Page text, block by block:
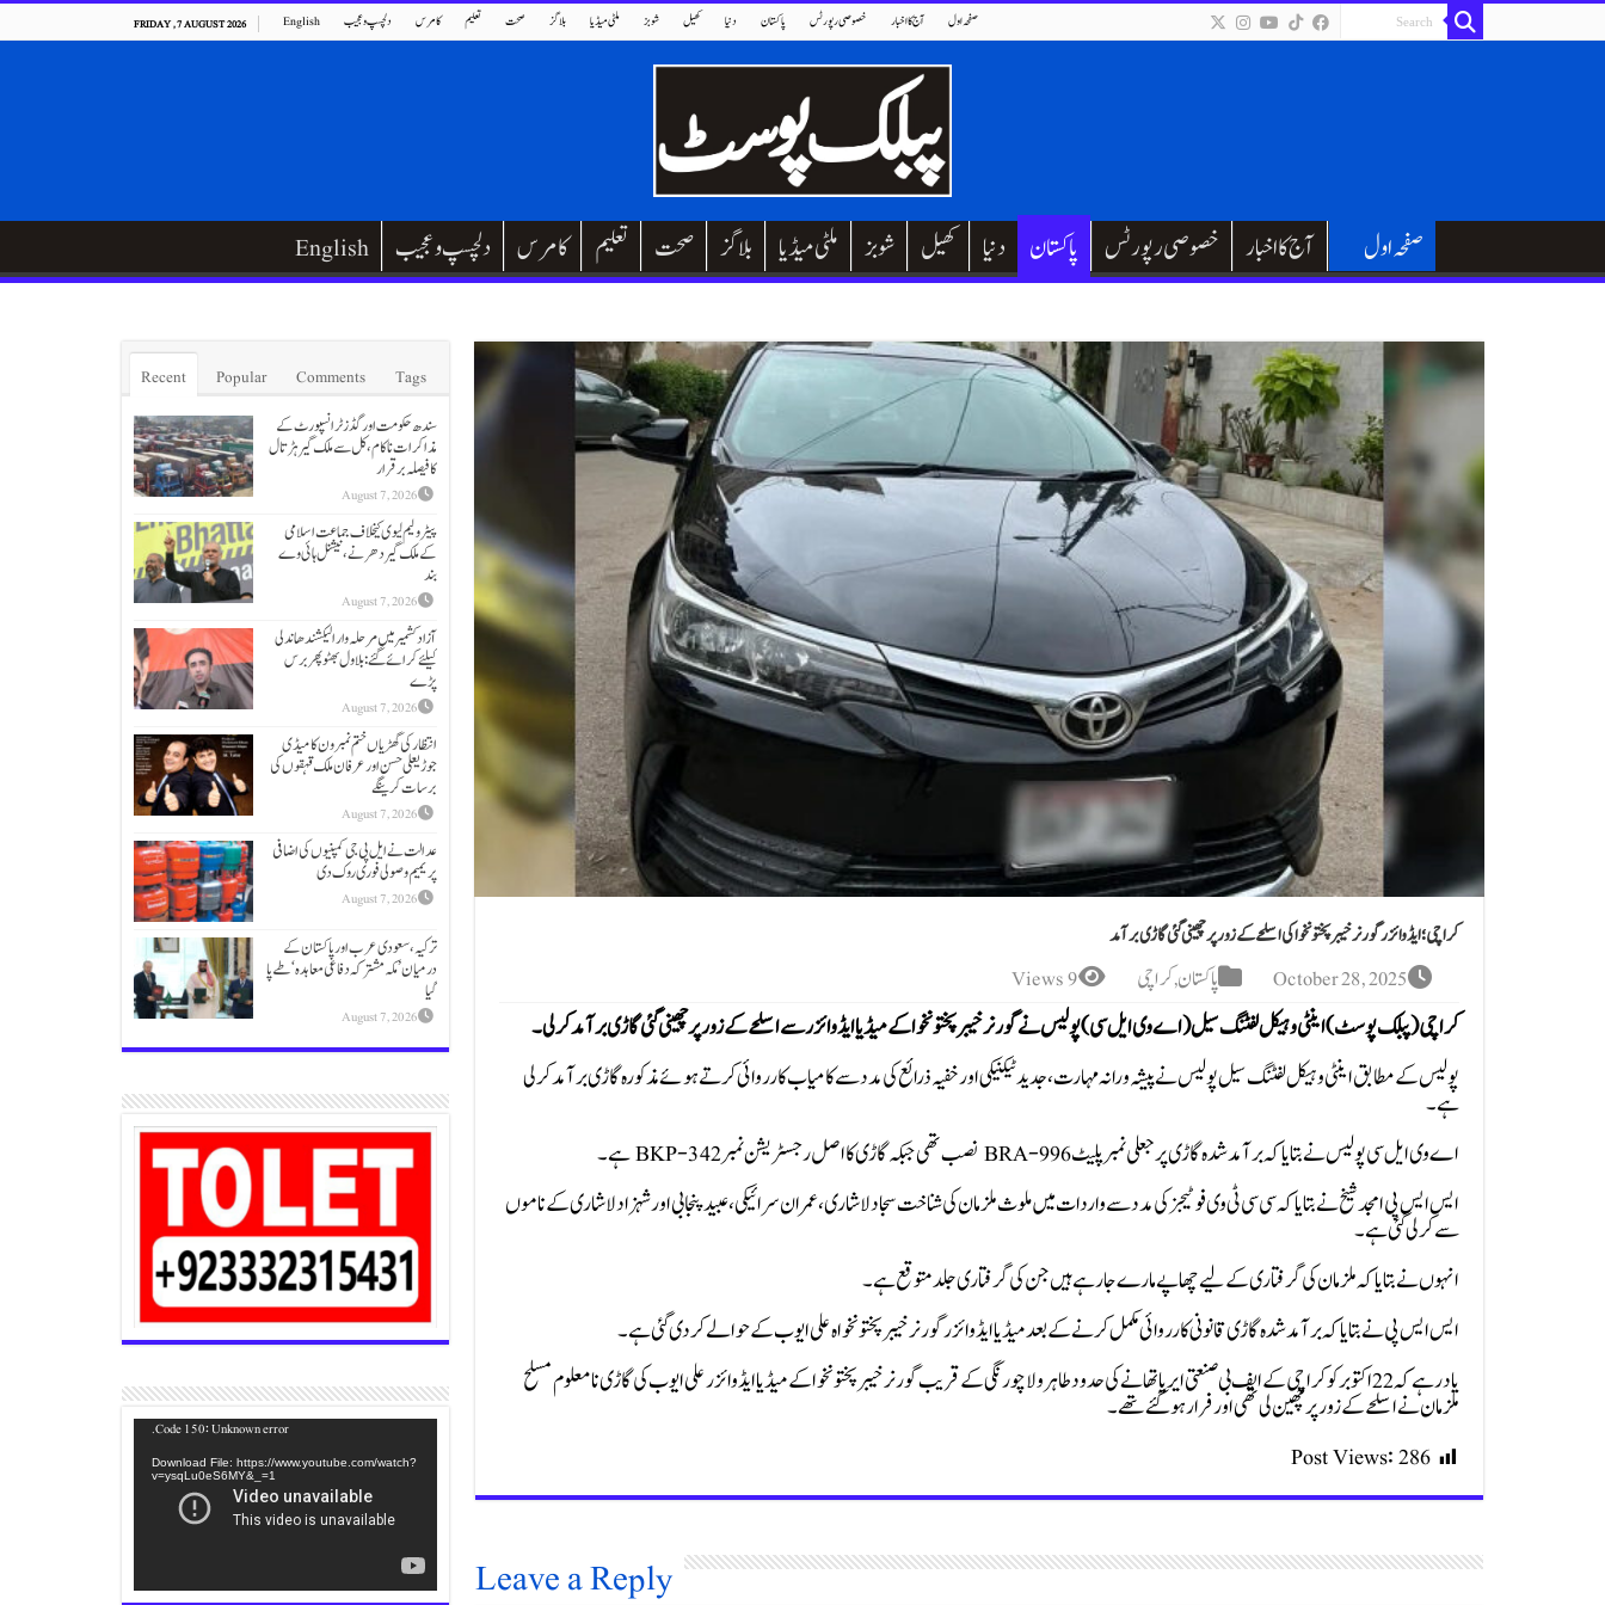
FRIDAY , 7 AUGUST 2026 English دلچسپ و عجیب کامرس تعلیم صحت بلاگز ملٹی میڈیا شوبز کھیل دنیا پاکستان خصوصی رپورٹس آج کا اخبار صفحہ اول
English دلچسپ و عجیب کامرس تعلیم صحت بلاگز ملٹی میڈیا شوبز کھیل دنیا پاکستان خصوصی رپورٹس آج کا اخبار صفحہ اول
کراچی؛ ایڈوائزر گورنر خیبرپختونخوا کی اسلحے کے زور پر چھینی گئی گاڑی برآمد
October 28, 2025 پاکستان,کراچی 9 Views
کراچی(پبلک پوسٹ)اینٹی وہیکل لفٹنگ سیل (اے وی ایل سی) پولیس نے گورنر خیبرپختونخوا کے میڈیا ایڈوائزر سے اسلحے کے زور پر چھینی گئی گاڑی برآمدکرلی۔
پولیس کے مطابق اینٹی وہیکل لفٹنگ سیل پولیس نے پیشہ ورانہ مہارت، جدید ٹیکنیکی اور خفیہ ذرائع کی مدد سے کامیاب کارروائی کرتے ہوئے مذکورہ گاڑی برآمد کرلی
ہے۔
اے وی ایل سی پولیس نے بتایا کہ برآمد شدہ گاڑی پر جعلی نمبر پلیٹ BRA-996 نصب تھی جبکہ گاڑی کا اصل رجسٹریشن نمبر BKP-342 ہے۔
ایس ایس پی امجد شیخ نے بتایا کہ سی سی ٹی وی فوٹیجز کی مدد سے واردات میں ملوث ملزمان کی شناخت سجاد لاشاری، عمران سرائیکی، عبید پنجابی اور شہزاد لاشاری کے ناموں
سے کر لی گئی ہے۔
انہوں نے بتایا کہ ملزمان کی گرفتاری کے لیے چھاپے مارے جا رہے ہیں جن کی گرفتاری جلد متوقع ہے۔
ایس ایس پی نے بتایا کہ برآمد شدہ گاڑی قانونی کارروائی مکمل کرنے کے بعد میڈیا ایڈوائزر گورنر خیبر پختونخواہ علی ایوب کے حوالے کر دی گئی ہے۔
یاد رہے کہ 22 اکتوبر کو کراچی کے ایف بی صنعتی ایریا تھانے کی حدود طاہرولا چورنگی کے قریب گورنر خیبرپختونخوا کے میڈیا ایڈوائزرعلی ایوب کی گاڑی نامعلوم مسلح
ملزمان نے اسلحے کے زور پر چھین لی تھی اور فرار ہو گئے تھے۔
Post Views:286
Leave a Reply
Recent Popular Comments
Tags
سندھ حکومت اور گڈز ٹرانسپورٹ کے
مذاکرات ناکام،کل سے ملک گیر ہڑتال
کا فیصلہ برقرار
August 7, 2026
پیٹرولیم لیوی کیخلاف جماعت اسلامی
کےملک گیر دھرنے، نیشنل ہائی وے
بند
August 7, 2026
آزاد کشمیر میں مرحلہ وار الیکشندھاندلی
کیلئے کرائے گئے: بلاول بھٹو پھر برس
پڑے
August 7, 2026
انتظار کی گھڑیاں ختم نمبر ون کامیڈی
جوڑیعلی حسن اور عرفان ملک قہقوں کی
برسات کرینگے
August 7, 2026
عدالت نے ایل پی جی کمپنیوں کی اضافی
پریمیم وصولی فوری روک دی
August 7, 2026
ترکیہ، سعودی عرب اور پاکستان کے
درمیان ’مکہ مشترکہ دفاعی معاہدہ‘ طے پا
گیا
August 7, 2026
Player
Code 150: Unknown error.
Download File: https://www.youtube.com/watch?
v=ysqLu0eS6MY&_=1